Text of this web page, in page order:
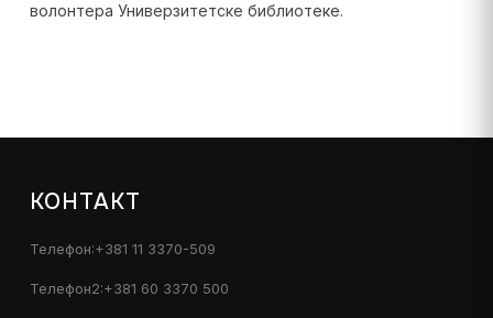
волонтера Универзитетске библиотеке.
КОНТАКТ
Телефон:+381 11 3370-509
Телефон2:+381 60 3370 500